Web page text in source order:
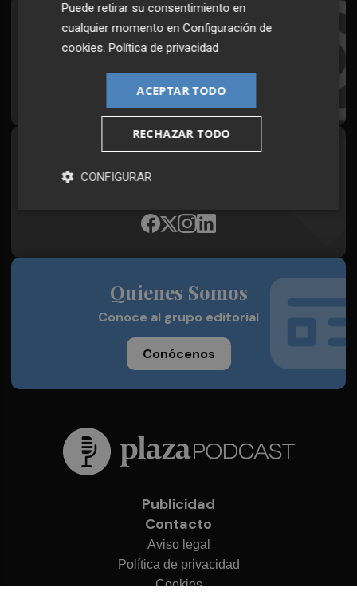
Suscríbete al Boletín
Todos los días a primera hora en tu email
¡Quiero suscribirme!
Síguenos en redes
Plaza Podcast, desde cualquier medio
Quienes Somos
Conoce al grupo editorial
Conócenos
Publicidad
Contacto
Aviso legal
Política de privacidad
Cookies
Puede retirar su consentimiento en
cualquier momento enConfiguración de
cookies.Política de privacidad
ACEPTAR TODO
RECHAZAR TODO
CONFIGURAR